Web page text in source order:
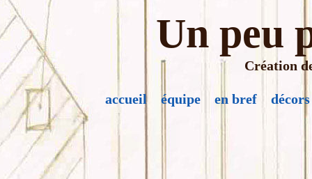
Un peu
Création
accueil équipe en bref décors